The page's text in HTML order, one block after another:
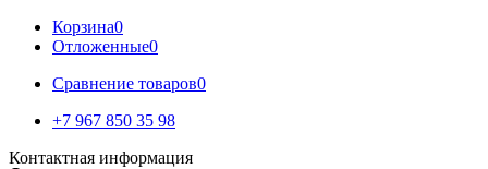
Корзина0
Отложенные0
Сравнение товаров0
+7 967 850 35 98
Контактная информация